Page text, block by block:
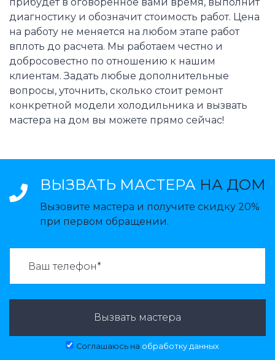
диагностику и обозначит стоимость работ. Цена
на работу не меняется на любом этапе работ
вплоть до расчета. Мы работаем честно и
добросовестно по отношению к нашим
клиентам. Задать любые дополнительные
вопросы, уточнить, сколько стоит ремонт
конкретной модели холодильника и вызвать
мастера на дом вы можете прямо сейчас!
ВЫЗВАТЬ МАСТЕРА НА ДОМ
Вызовите мастера и получите скидку 20%
при первом обращении.
Вызвать мастера
Соглашаюсь на обработку данных